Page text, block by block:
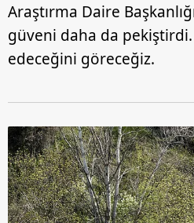
Araştırma Daire
güveni daha da pekiştirdi.
edeceğini göreceğiz.